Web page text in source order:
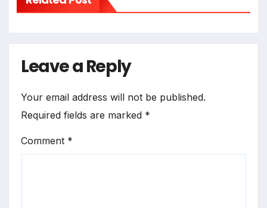
Leave a Reply
Your email address will not be published.
Required fields are marked *
Comment *